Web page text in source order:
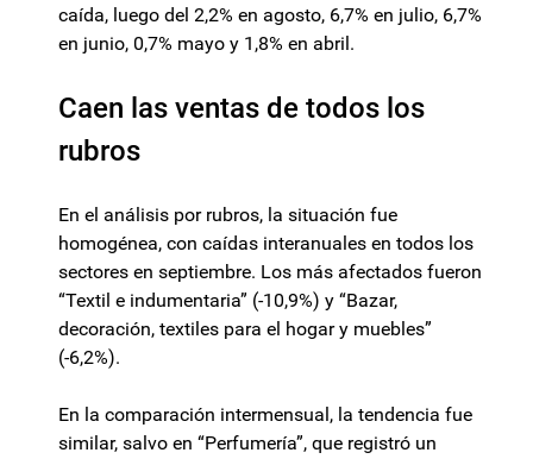
caída, luego del 2,2% en agosto, 6,7% en julio, 6,7%
en junio, 0,7% mayo y 1,8% en abril.
Caen las ventas de todos los
rubros
En el análisis por rubros, la situación fue
homogénea, con caídas interanuales en todos los
sectores en septiembre. Los más afectados fueron
“Textil e indumentaria” (-10,9%) y “Bazar,
decoración, textiles para el hogar y muebles”
(-6,2%).
En la comparación intermensual, la tendencia fue
similar, salvo en “Perfumería”, que registró un